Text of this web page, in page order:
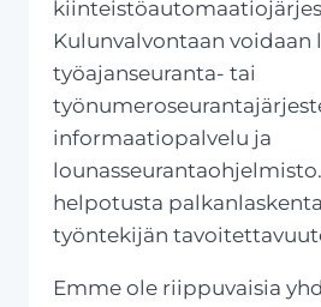
Kulunvalvontaan voidaan
työajanseuranta- tai
informaatiopalvelu ja
helpotusta
työntekijän
Emme ole riippuvaisia